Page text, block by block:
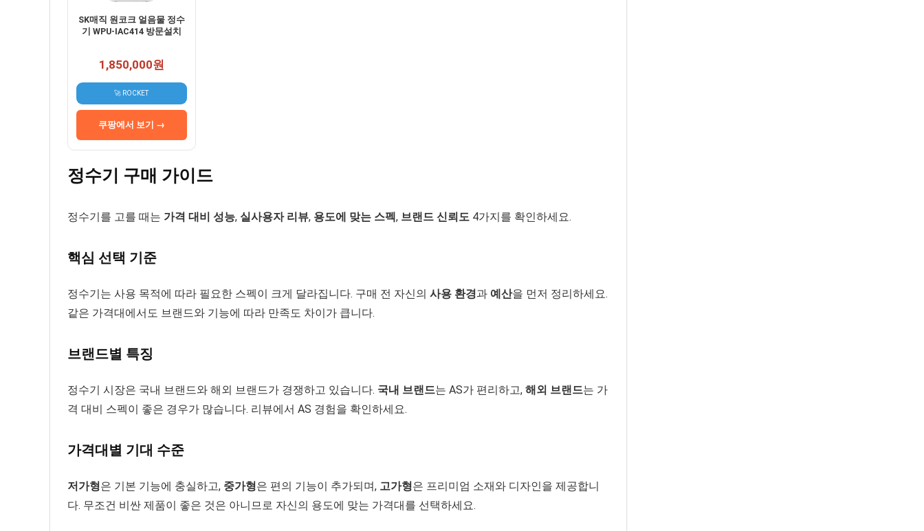
SK매직 원코크 얼음물 정수
기 WPU-IAC414 방문설치
1,850,000원
🚀 ROCKET
쿠팡에서 보기 →
정수기 구매 가이드
정수기를 고를 때는 가격 대비 성능, 실사용자 리뷰, 용도에 맞는 스펙, 브랜드 신뢰도 4가지를 확인하세요.
핵심 선택 기준
정수기는 사용 목적에 따라 필요한 스펙이 크게 달라집니다. 구매 전 자신의 사용 환경과 예산을 먼저 정리하세요.
같은 가격대에서도 브랜드와 기능에 따라 만족도 차이가 큽니다.
브랜드별 특징
정수기 시장은 국내 브랜드와 해외 브랜드가 경쟁하고 있습니다. 국내 브랜드는 AS가 편리하고, 해외 브랜드는 가
격 대비 스펙이 좋은 경우가 많습니다. 리뷰에서 AS 경험을 확인하세요.
가격대별 기대 수준
저가형은 기본 기능에 충실하고, 중가형은 편의 기능이 추가되며, 고가형은 프리미엄 소재와 디자인을 제공합니
다. 무조건 비싼 제품이 좋은 것은 아니므로 자신의 용도에 맞는 가격대를 선택하세요.